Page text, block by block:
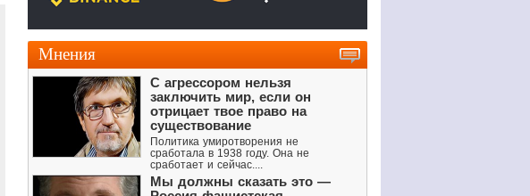
Мнения
С агрессором нельзя
заключить мир, если он
отрицает твое право на
существование
Политика умиротворения не
сработала в 1938 году. Она не
сработает и сейчас....
Мы должны сказать это —